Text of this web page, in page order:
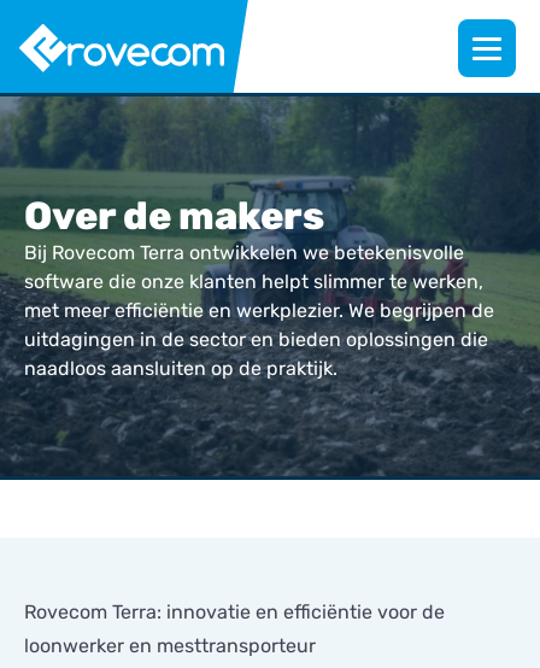
Over de makers
Bij Rovecom Terra ontwikkelen we betekenisvolle
software die onze klanten helpt slimmer te werken,
met meer efficiëntie en werkplezier. We begrijpen de
uitdagingen in de sector en bieden oplossingen die
naadloos aansluiten op de praktijk.
Rovecom Terra: innovatie en efficiëntie voor de
loonwerker en mesttransporteur